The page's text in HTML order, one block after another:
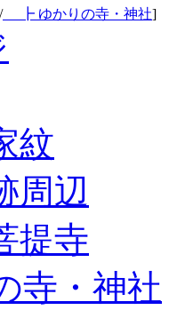
/┣ ゆかりの寺・神社]
紋
辺
寺
・神社